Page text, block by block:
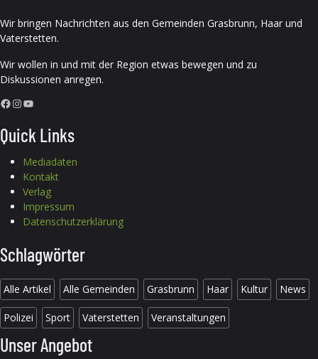
Wir bringen Nachrichten aus den Gemeinden Grasbrunn, Haar und
Vaterstetten.
Wir wollen in und mit der Region etwas bewegen und zu
Diskussionen anregen.
Facebook InstagramYouTube
Quick Links
Mediadaten
Kontakt
Verlag
Impressum
Datenschutzerklärung
Schlagwörter
Alle Artikel Alle Gemeinden Grasbrunn Haar Kultur News
Polizei Sport Vaterstetten Veranstaltungen
Unser Angebot